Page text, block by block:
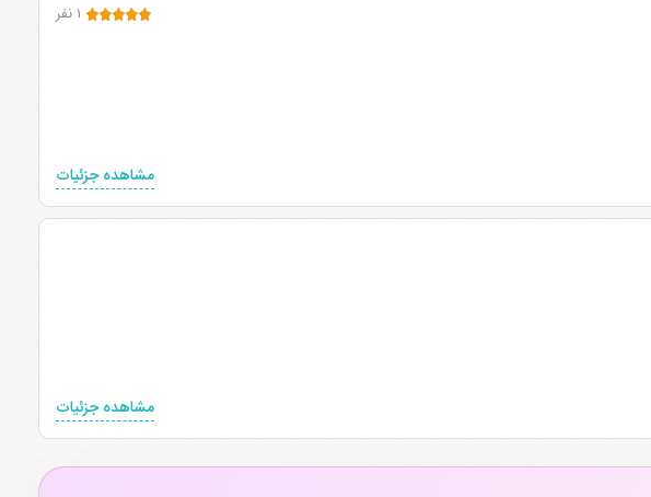
۱ نفر
مشاهده جزئیات
مشاهده جزئیات